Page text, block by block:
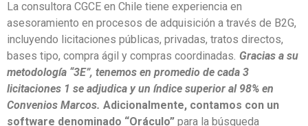
La consultora CGCE en Chile tiene experiencia en
asesoramiento en procesos de adquisición a través de B2G,
incluyendo licitaciones públicas, privadas, tratos directos,
bases tipo, compra ágil y compras coordinadas. Gracias a su
metodología “3E”, tenemos en promedio de cada 3
licitaciones 1 se adjudica y un índice superior al 98% en
Convenios Marcos. Adicionalmente, contamos con un
software denominado “Oráculo” para la búsqueda